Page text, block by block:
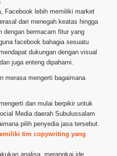
Facebook lebih memiliki market
dari menegah keatas hingga
dengan bermacam fitur yang
facebook bahagia sesuatu
dukungan dengan visual
juga enteng dipahami.
merasa mengerti bagaimana
dan mulai berpikir untuk
Media daerah Subulussalam
pilih penyedia jasa tersebut.
tim copywriting yang
analisa, merangkai ide